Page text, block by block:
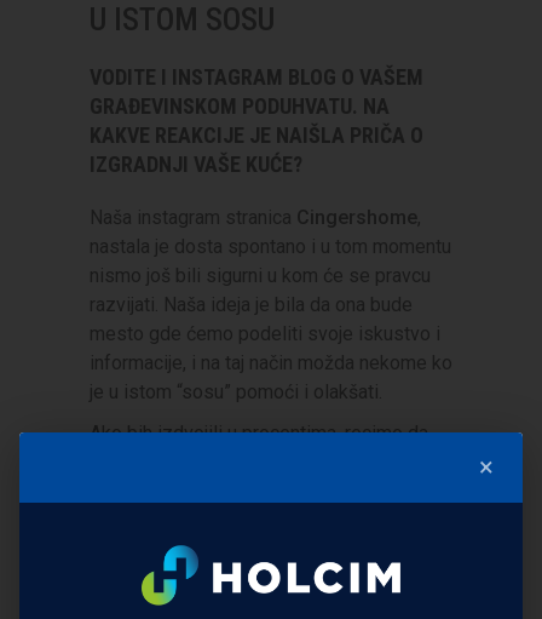
U ISTOM SOSU
VODITE I INSTAGRAM BLOG O VAŠEM
GRAĐEVINSKOM PODUHVATU. NA
KAKVE REAKCIJE JE NAIŠLA PRIČA O
IZGRADNJI VAŠE KUĆE?
Naša instagram stranica Cingershome,
nastala je dosta spontano i u tom momentu
nismo još bili sigurni u kom će se pravcu
razvijati. Naša ideja je bila da ona bude
mesto gde ćemo podeliti svoje iskustvo i
informacije, i na taj način možda nekome ko
je u istom “sosu” pomoći i olakšati.
Ako bih izdvojili u procentima, recimo da
krizu” i da samo trljamo na nos drugima
svoju novu kuću. U tom momentu, iskreno,
sam pomišljala na to i da odustanem od
×